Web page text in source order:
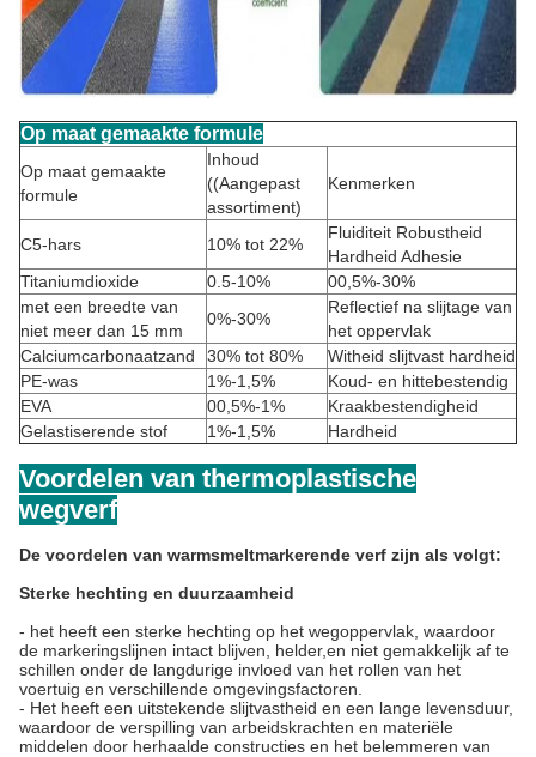
Op maat gemaakte formule
Op maat gemaakte
formule
Inhoud
((Aangepast
assortiment)
Kenmerken
C5-hars 10% tot 22%
Fluiditeit Robustheid
Hardheid Adhesie
Titaniumdioxide
0.5-10%
00,5%-30%
met een breedte van
niet meer dan 15 mm
0%-30%
Reflectief na slijtage van
het oppervlak
Calciumcarbonaatzand
30% tot 80%
Witheid slijtvast hardheid
PE-was
1%-1,5%
Koud- en hittebestendig
EVA
00,5%-1%
Kraakbestendigheid
Gelastiserende stof
1%-1,5% Hardheid
Voordelen van thermoplastische
wegverf
De voordelen van warmsmeltmarkerende verf zijn als volgt:
Sterke hechting en duurzaamheid
- het heeft een sterke hechting op het wegoppervlak, waardoor
de markeringslijnen intact blijven, helder,en niet gemakkelijk af te
schillen onder de langdurige invloed van het rollen van het
voertuig en verschillende omgevingsfactoren.
- Het heeft een uitstekende slijtvastheid en een lange levensduur,
waardoor de verspilling van arbeidskrachten en materiële
middelen door herhaalde constructies en het belemmeren van